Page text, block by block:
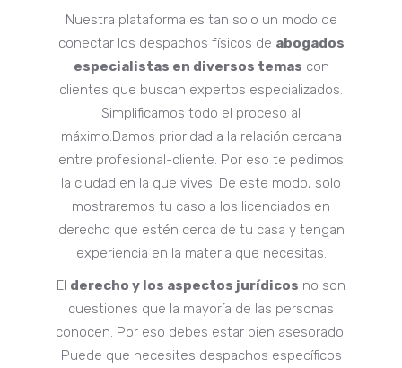
Nuestra plataforma es tan solo un modo de
conectar los despachos físicos de abogados
especialistas en diversos temas con
clientes que buscan expertos especializados.
Simplificamos todo el proceso al
máximo.Damos prioridad a la relación cercana
entre profesional-cliente. Por eso te pedimos
la ciudad en la que vives. De este modo, solo
mostraremos tu caso a los licenciados en
derecho que estén cerca de tu casa y tengan
experiencia en la materia que necesitas.
El derecho y los aspectos jurídicos no son
cuestiones que la mayoría de las personas
conocen. Por eso debes estar bien asesorado.
Puede que necesites despachos específicos